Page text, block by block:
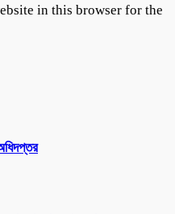
in this browser for the